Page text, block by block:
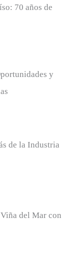
70 años de
y
de la Industria
del Mar con